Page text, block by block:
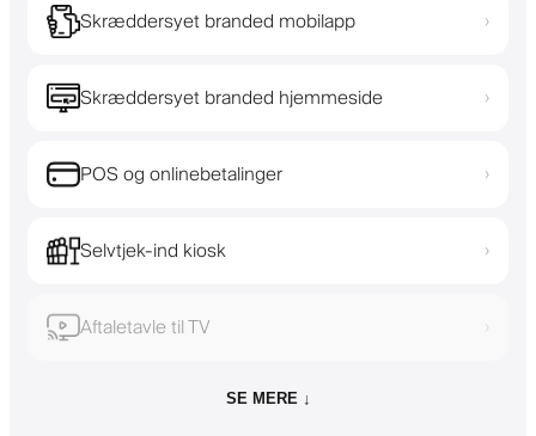
Skræddersyet branded mobilapp ›
Skræddersyet branded hjemmeside ›
POS og onlinebetalinger ›
Selvtjek-ind kiosk ›
Aftaletavle til TV ›
SE MERE ↓